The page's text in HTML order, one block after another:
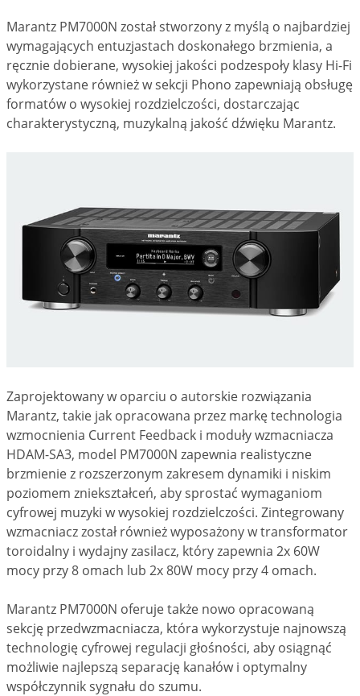
Marantz PM7000N został stworzony z myślą o najbardziej
wymagających entuzjastach doskonałego brzmienia, a
ręcznie dobierane, wysokiej jakości podzespoły klasy Hi-Fi
wykorzystane również w sekcji Phono zapewniają obsługę
formatów o wysokiej rozdzielczości, dostarczając
charakterystyczną, muzykalną jakość dźwięku Marantz.
Zaprojektowany w oparciu o autorskie rozwiązania
Marantz, takie jak opracowana przez markę technologia
wzmocnienia Current Feedback i moduły wzmacniacza
HDAM-SA3, model PM7000N zapewnia realistyczne
brzmienie z rozszerzonym zakresem dynamiki i niskim
poziomem zniekształceń, aby sprostać wymaganiom
cyfrowej muzyki w wysokiej rozdzielczości. Zintegrowany
wzmacniacz został również wyposażony w transformator
toroidalny i wydajny zasilacz, który zapewnia 2x 60W
mocy przy 8 omach lub 2x 80W mocy przy 4 omach.
Marantz PM7000N oferuje także nowo opracowaną
sekcję przedwzmacniacza, która wykorzystuje najnowszą
technologię cyfrowej regulacji głośności, aby osiągnąć
możliwie najlepszą separację kanałów i optymalny
współczynnik sygnału do szumu.